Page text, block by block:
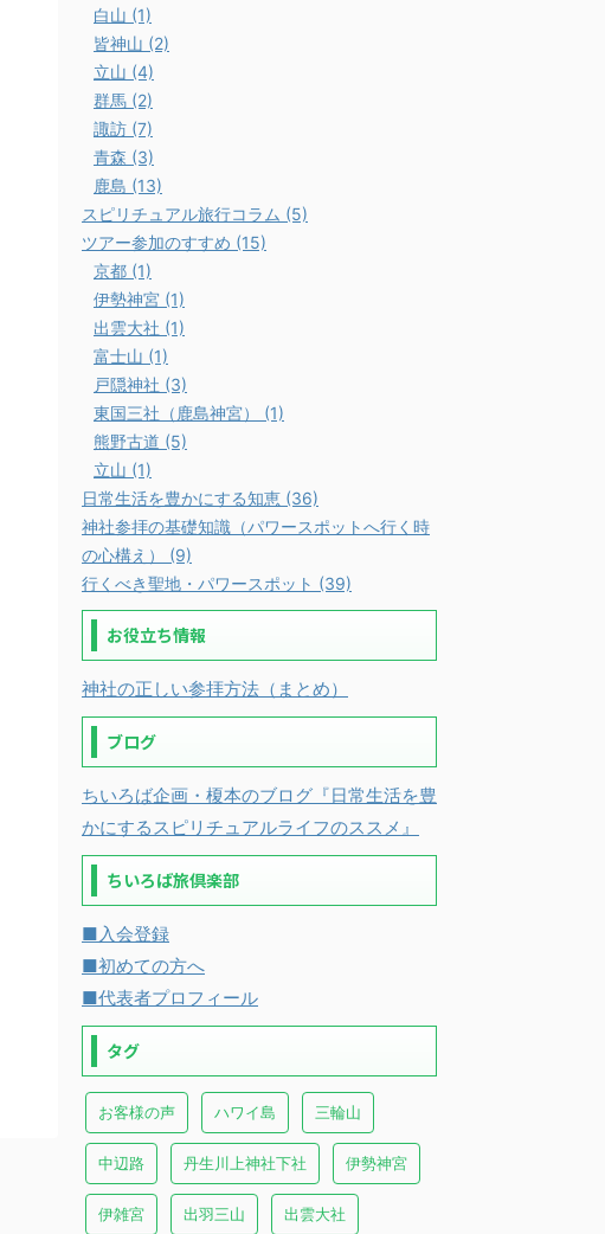
白山 (1)
皆神山 (2)
立山 (4)
群馬 (2)
諏訪 (7)
青森 (3)
鹿島 (13)
スピリチュアル旅行コラム (5)
ツアー参加のすすめ (15)
京都 (1)
伊勢神宮 (1)
出雲大社 (1)
富士山 (1)
戸隠神社 (3)
東国三社（鹿島神宮） (1)
熊野古道 (5)
立山 (1)
日常生活を豊かにする知恵 (36)
神社参拝の基礎知識（パワースポットへ行く時
の心構え） (9)
行くべき聖地・パワースポット (39)
お役立ち情報
神社の正しい参拝方法（まとめ）
ブログ
ちいろば企画・榎本のブログ『日常生活を豊
かにするスピリチュアルライフのススメ』
ちいろば旅倶楽部
■入会登録
■初めての方へ
■代表者プロフィール
タグ
お客様の声 ハワイ島 三輪山
中辺路 丹生川上神社下社 伊勢神宮
伊雑宮 出羽三山 出雲大社